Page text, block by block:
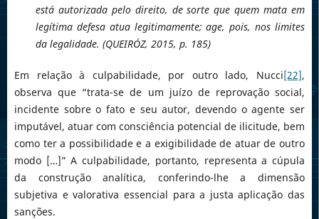
está autorizada pelo direito, de sorte que quem mata em
legítima defesa atua legitimamente; age, pois, nos limites
da legalidade. (QUEIRÓZ, 2015, p. 185)
Em relação à culpabilidade, por outro lado, Nucci[22],
observa que “trata-se de um juízo de reprovação social,
incidente sobre o fato e seu autor, devendo o agente ser
imputável, atuar com consciência potencial de ilicitude, bem
como ter a possibilidade e a exigibilidade de atuar de outro
modo […]” A culpabilidade, portanto, representa a cúpula
da construção analítica, conferindo-lhe a dimensão
subjetiva e valorativa essencial para a justa aplicação das
sanções.